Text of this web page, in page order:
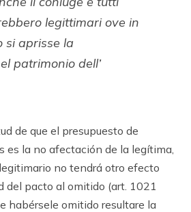
legittimari ove in
si aprisse la
patrimonio dell’
de que el presupuesto de
es la no afectación de la legítima,
no tendrá otro efecto
del pacto al omitido (art. 1021
habérsele omitido resultare la